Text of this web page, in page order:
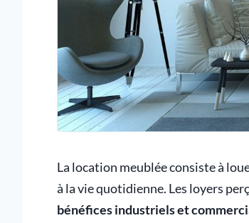
La location meublée consiste à
à la vie quotidienne. Les loyers
bénéfices industriels et